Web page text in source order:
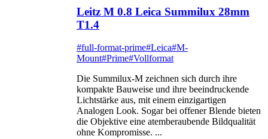
Leitz M 0.8 Leica Summilux 28mm
T1.4
#full-format-prime#Leica#M-
Mount#Prime#Vollformat
Die Summilux-M zeichnen sich durch ihre
kompakte Bauweise und ihre beeindruckende
Lichtstärke aus, mit einem einzigartigen
Analogen Look. Sogar bei offener Blende bieten
die Objektive eine atemberaubende Bildqualität
ohne Kompromisse. ...